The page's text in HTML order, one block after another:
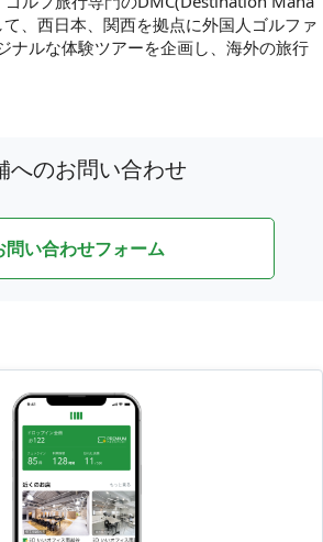
、西日本、関西を拠点に外国人ゴルファ
ナルな体験ツアーを企画し、海外の旅行
へのお問い合わせ
問い合わせフォーム